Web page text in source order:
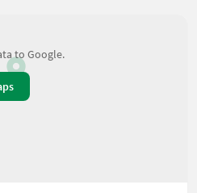
to Google.